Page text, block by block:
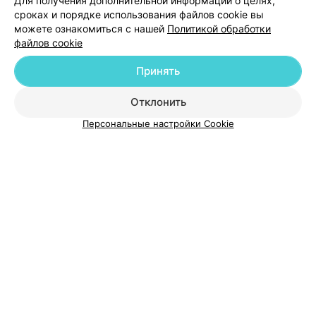
Добавить специалиста
О проекте Новости проекта
Размещение рекламы
Медицинский маркетинг
Публичный договор
Пользовательское соглашение
Способы оплаты
сроках и порядке использования файлов cookie вы
можете ознакомиться с нашей Политикой обработки
файлов cookie
Отклонить
Принять
Персональные настройки Cookie